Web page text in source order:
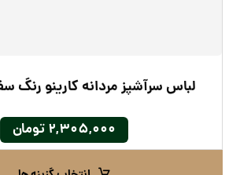
لباس سرآشپز مردانه کارینو رنگ
۲,۳۰۵,۰۰۰ تومان